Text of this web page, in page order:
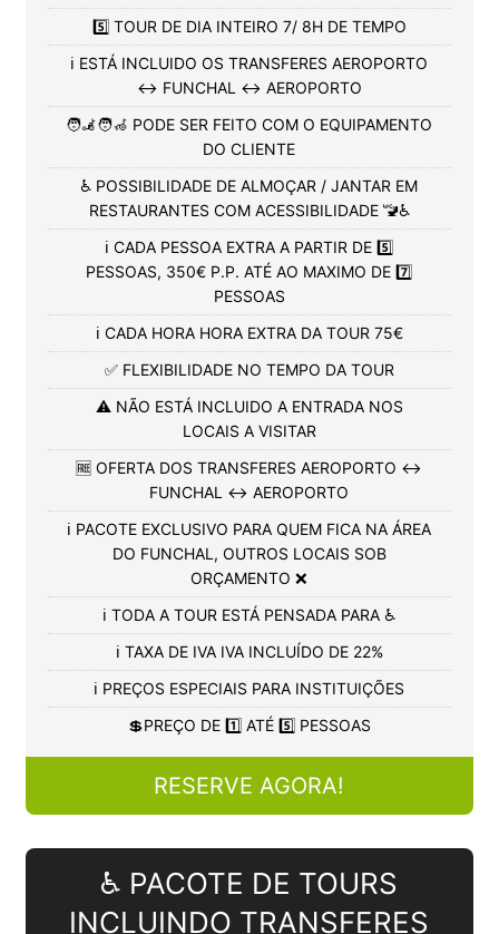
5️⃣ TOUR DE DIA INTEIRO 7/ 8H DE TEMPO
ℹ️ ESTÁ INCLUIDO OS TRANSFERES AEROPORTO
↔️ FUNCHAL ↔️ AEROPORTO
🧑‍🦼🧑‍🦽 PODE SER FEITO COM O EQUIPAMENTO
DO CLIENTE
♿ POSSIBILIDADE DE ALMOÇAR / JANTAR EM
RESTAURANTES COM ACESSIBILIDADE 🚾♿
ℹ️ CADA PESSOA EXTRA A PARTIR DE 5️⃣
PESSOAS, 350€ P.P. ATÉ AO MAXIMO DE 7️⃣
PESSOAS
ℹ️ CADA HORA HORA EXTRA DA TOUR 75€
✅ FLEXIBILIDADE NO TEMPO DA TOUR
⚠️ NÃO ESTÁ INCLUIDO A ENTRADA NOS
LOCAIS A VISITAR
🆓 OFERTA DOS TRANSFERES AEROPORTO ↔️
FUNCHAL ↔️ AEROPORTO
ℹ️ PACOTE EXCLUSIVO PARA QUEM FICA NA ÁREA
DO FUNCHAL, OUTROS LOCAIS SOB
ORÇAMENTO ❌
ℹ️ TODA A TOUR ESTÁ PENSADA PARA ♿
ℹ️ TAXA DE IVA IVA INCLUÍDO DE 22%
ℹ️ PREÇOS ESPECIAIS PARA INSTITUIÇÕES
💲PREÇO DE 1️⃣ ATÉ 5️⃣ PESSOAS
RESERVE AGORA!
♿ PACOTE DE TOURS
INCLUINDO TRANSFERES